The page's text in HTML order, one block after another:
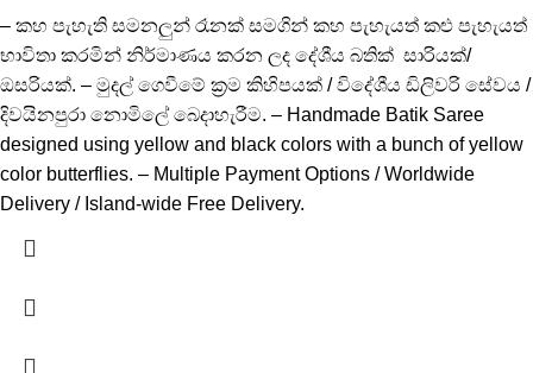
– කහ පැහැති සමනලුන් රෑනක් සමගින් කහ පැහැයත් කළු පැහැයත්
භාවිතා කරමින් නිර්මාණය කරන ලද දේශීය බතික් සාරියක්/
ඔසරියක්. – මුදල් ගෙවීමේ ක්‍රම කිහිපයක් / විදේශීය ඩිලිවරි සේවය /
දිවයිනපුරා නොමිලේ බෙදාහැරීම. – Handmade Batik Saree
designed using yellow and black colors with a bunch of yellow
color butterflies. – Multiple Payment Options / Worldwide
Delivery / Island-wide Free Delivery.